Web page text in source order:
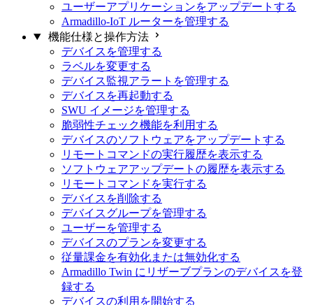
ユーザーアプリケーションをアップデートする
Armadillo-IoT ルーターを管理する
機能仕様と操作方法
デバイスを管理する
ラベルを変更する
デバイス監視アラートを管理する
デバイスを再起動する
SWU イメージを管理する
脆弱性チェック機能を利用する
デバイスのソフトウェアをアップデートする
リモートコマンドの実行履歴を表示する
ソフトウェアアップデートの履歴を表示する
リモートコマンドを実行する
デバイスを削除する
デバイスグループを管理する
ユーザーを管理する
デバイスのプランを変更する
従量課金を有効化または無効化する
Armadillo Twin にリザーブプランのデバイスを登
録する
デバイスの利用を開始する